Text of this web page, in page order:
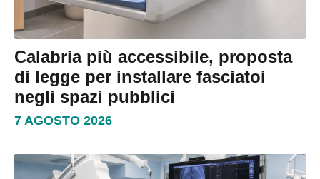
Calabria più accessibile, proposta
di legge per installare fasciatoi
negli spazi pubblici
7 AGOSTO 2026